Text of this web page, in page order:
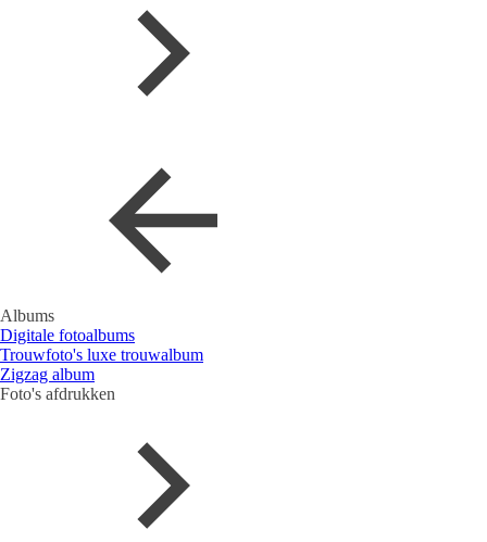
Albums
Digitale fotoalbums
Trouwfoto's luxe trouwalbum
Zigzag album
Foto's afdrukken